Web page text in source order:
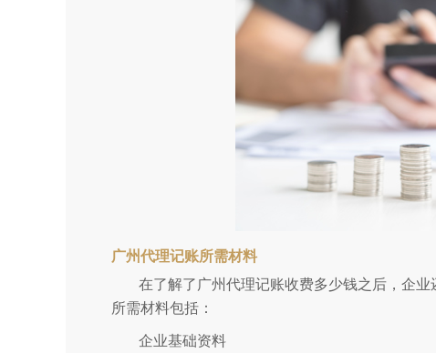
广州代理记账所需材料
在了解了广州代理记账收费多少钱之后，企
所需材料包括：
企业基础资料